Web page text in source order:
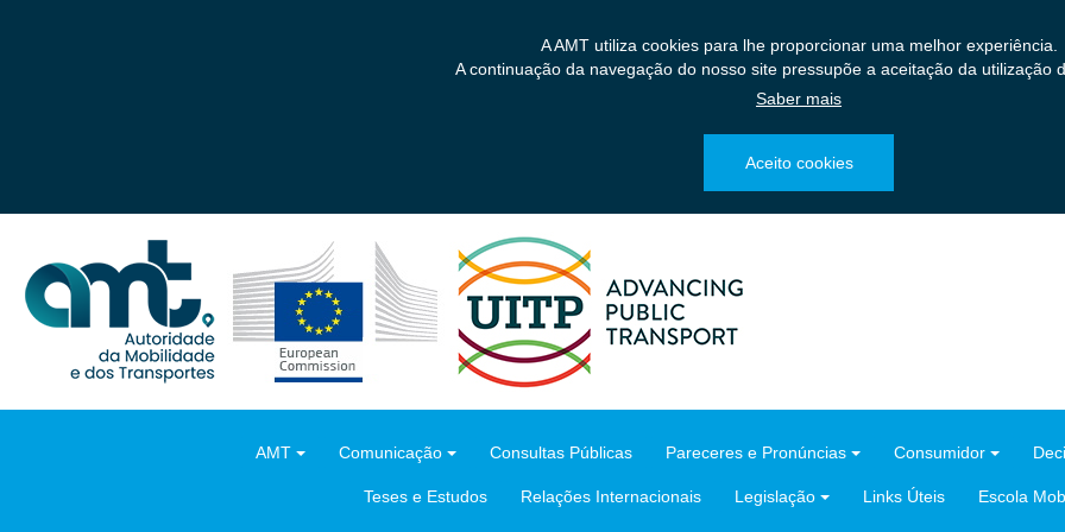
A AMT utiliza cookies para lhe proporcionar uma melhor experiência.
A continuação da navegação do nosso site pressupõe a aceitação da utilização
Saber mais
Aceito cookies
AMT Comunicação Consultas Públicas Pareceres e Pronúncias Consumidor
Teses e Estudos Relações Internacionais Legislação Links Úteis Escola